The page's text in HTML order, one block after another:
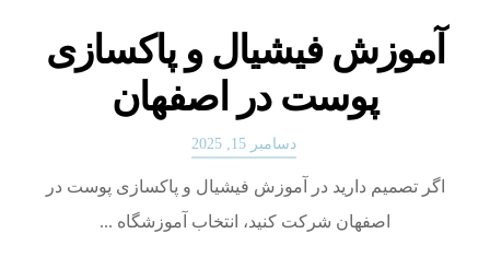
آموزش فیشیال و پاکسازی
پوست در اصفهان
دسامبر 15, 2025
اگر تصمیم دارید در آموزش فیشیال و پاکسازی پوست در
اصفهان شرکت کنید، انتخاب آموزشگاه ...